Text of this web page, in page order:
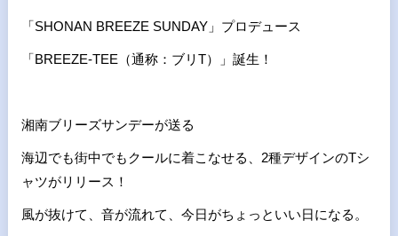
「SHONAN BREEZE SUNDAY」プロデュース
「BREEZE-TEE（通称：ブリT）」誕生！
湘南ブリーズサンデーが送る
海辺でも街中でもクールに着こなせる、2種デザインのTシ
ャツがリリース！
風が抜けて、音が流れて、今日がちょっといい日になる。